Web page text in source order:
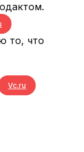
то, что
Vc.ru